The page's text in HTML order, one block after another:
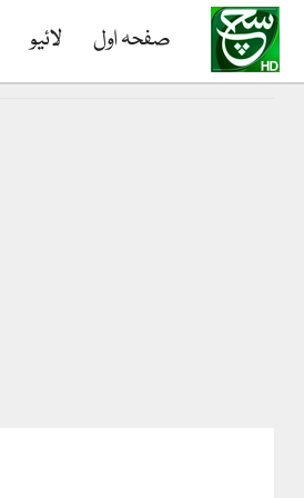
صفحہ اول لائیو